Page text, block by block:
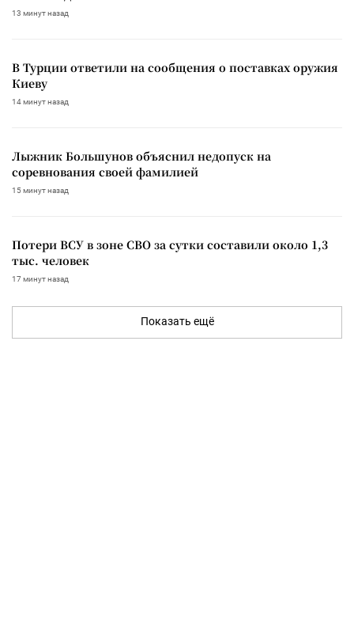
13 минут назад
В Турции ответили на сообщения о поставках оружия
Киеву
14 минут назад
Лыжник Большунов объяснил недопуск на
соревнования своей фамилией
15 минут назад
Потери ВСУ в зоне СВО за сутки составили около 1,3
тыс. человек
17 минут назад
Показать ещё